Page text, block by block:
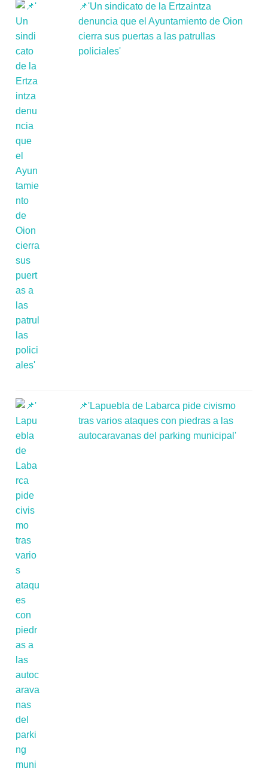
📌'Un sindicato de la Ertzaintza
denuncia que el Ayuntamiento de Oion
cierra sus puertas a las patrullas
policiales'
📌'Lapuebla de Labarca pide civismo
tras varios ataques con piedras a las
autocaravanas del parking municipal'